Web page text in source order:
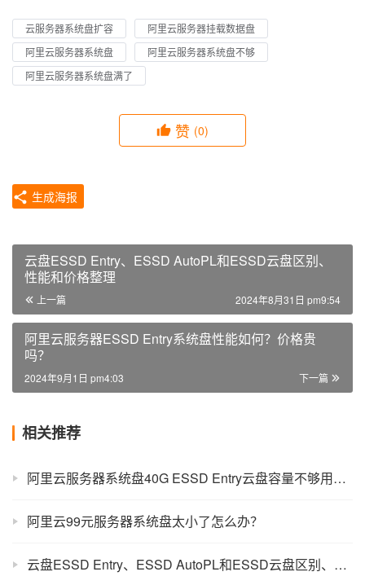
云服务器系统盘扩容
阿里云服务器挂载数据盘
阿里云服务器系统盘
阿里云服务器系统盘不够
阿里云服务器系统盘满了
赞 (0)
生成海报
云盘ESSD Entry、ESSD AutoPL和ESSD云盘区别、
性能和价格整理
上一篇 2024年8月31日 pm9:54
阿里云服务器ESSD Entry系统盘性能如何？价格贵
吗？
下一篇
2024年9月1日 pm4:03
相关推荐
阿里云服务器系统盘40G ESSD Entry云盘容量不够用怎么办？
阿里云99元服务器系统盘太小了怎么办？
云盘ESSD Entry、ESSD AutoPL和ESSD云盘区别、性能和价格整理